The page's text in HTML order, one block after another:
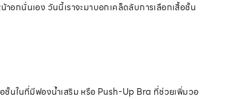
าอกนั่นเอง วันนี้เราจะมาบอกเคล็ดลับการเลือกเสื้อชั้น
ชั้นในที่มีฟองน้ำเสริม หรือ Push-Up Bra ที่ช่วยเพิ่มวอ